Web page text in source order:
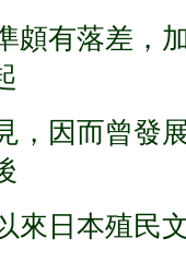
有落差，
因而曾發
日本殖民